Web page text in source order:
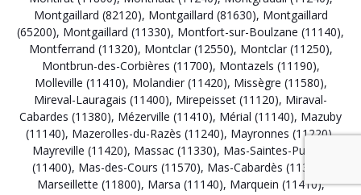
Montgaillard (82120), Montgaillard (81630), Montgaillard
(65200), Montgaillard (11330), Montfort-sur-Boulzane (11140),
Montferrand (11320), Montclar (12550), Montclar (11250),
Montbrun-des-Corbières (11700), Montazels (11190),
Molleville (11410), Molandier (11420), Missègre (11580),
Mireval-Lauragais (11400), Mirepeisset (11120), Miraval-
Cabardes (11380), Mézerville (11410), Mérial (11140), Mazuby
(11140), Mazerolles-du-Razès (11240), Mayronnes (11220),
Mayreville (11420), Massac (11330), Mas-Saintes-Puelles
(11400), Mas-des-Cours (11570), Mas-Cabardès (11380)
Marseillette (11800), Marsa (11140), Marquein (11410),